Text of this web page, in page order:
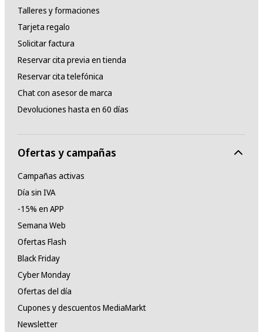
Talleres y formaciones
Tarjeta regalo
Solicitar factura
Reservar cita previa en tienda
Reservar cita telefónica
Chat con asesor de marca
Devoluciones hasta en 60 días
Ofertas y campañas
Campañas activas
Día sin IVA
-15% en APP
Semana Web
Ofertas Flash
Black Friday
Cyber Monday
Ofertas del día
Cupones y descuentos MediaMarkt
Newsletter